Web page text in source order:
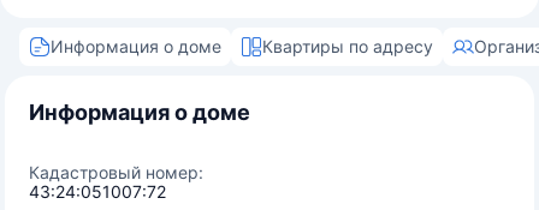
Информация о доме Квартиры по адресу
Информация о доме
Кадастровый номер:
43:24:051007:72